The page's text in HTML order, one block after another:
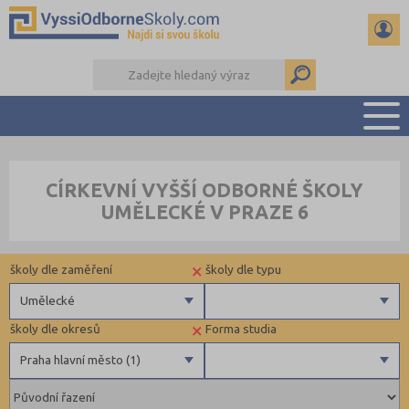
PŘÍPRAVA NA PŘIJÍMAČKY
KALENDÁŘ AKCÍ
DALŠÍ DRUHY ŠKOL
CÍRKEVNÍ VYŠŠÍ ODBORNÉ ŠKOLY
UMĚLECKÉ V PRAZE 6
Forma studia
×
Praha hlavní město (1)
školy dle okresů
Praha hlavní město (1)
školy dle typu
Soukromé
×
Umělecké
školy dle zaměření
Zdravotnické
Ekonomické
Pedagogické